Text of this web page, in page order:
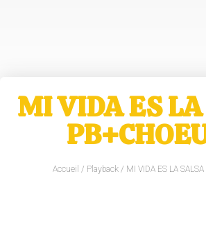
MI VIDA ES
Accueil / Playback/ MI VIDA ES LA SALSA